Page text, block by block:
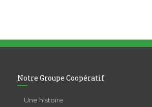
Notre Groupe Coopératif
Une histoire